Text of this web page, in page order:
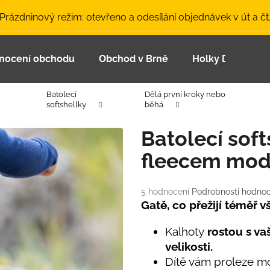
režim: otevřeno a odesílání objednávek v út a čt.
obchodu Obchod v Brně Holky
Batolecí
softshellky
Dělá první kroky nebo
běhá
Průměrné
hodnocení
5 hodnocení Podrobnosti
Batolecí
fleecem
Gatě, co přežijí téměř
Kalhoty rostou s
velikosti.
Dítě vám proleze
Co potřebujete najít?
Doporučujeme
ČEPICE UV 30 SVĚTLE MODRÁ
BAMBUSOVÉ